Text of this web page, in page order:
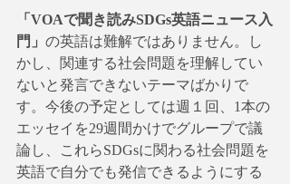
「VOAで聞き読みSDGs英語ニュース入
門」 の英語は難解ではありません。し
かし、関連する社会問題を理解してい
ないと発言できないテーマばかりで
す。今後の予定としては週１回、1本の
エッセイを29週間かけでグループで議
論し、これらSDGsに関わる社会問題を
英語で自分でも発信できるようにする